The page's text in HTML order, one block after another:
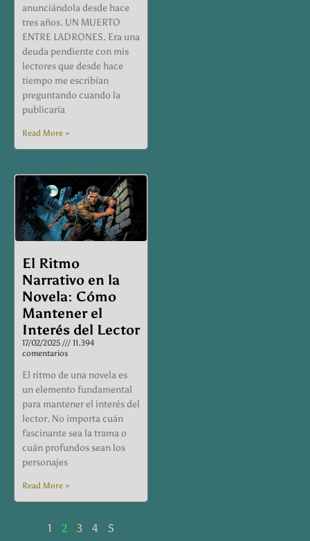
anunciándola desde hace
tres años. UN MUERTO
ENTRE LADRONES. Era una
deuda pendiente con mis
lectores que desde hace
tiempo me escribían
preguntando cuando la
publicaría
Read More »
El Ritmo
Narrativo en la
Novela: Cómo
Mantener el
Interés del Lector
17/02/2025
11.394
comentarios
El ritmo de una novela es
un elemento fundamental
para mantener el interés del
lector. No importa cuán
fascinante sea la trama o
cuán profundos sean los
personajes
Read More »
1 2 3 4 5